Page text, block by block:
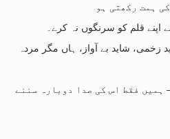
اپنے قلم کو سرنگوں نہ کرے۔
زخمی، شاید بے آواز، ہاں مگر مردہ
ہمیں فقط اس کی صدا دوبارہ سننے